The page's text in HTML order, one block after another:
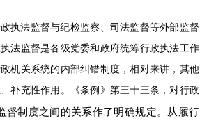
法监督与纪检监察、司法监督等外部监督
法监督是各级党委和政府统筹行政执法工作
机关系统的内部纠错制度，相对来讲，其他
补充性作用。《条例》第三十三条，对行政
督制度之间的关系作了明确规定。从履行